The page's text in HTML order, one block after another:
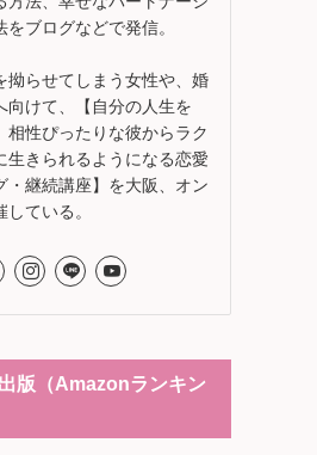
をブログなどで発信。
拗らせてしまう女性や、婚
向けて、【自分の人生を
相性ぴったりな彼からラク
生きられるようになる恋愛
・継続講座】を大阪、オン
ている。
版（Amazonランキン